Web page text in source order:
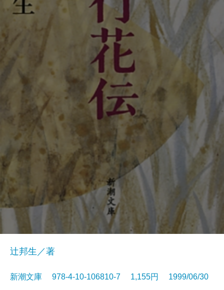
辻邦生／著
新潮文庫 978-4-10-106810-7 1,155円 1999/06/30